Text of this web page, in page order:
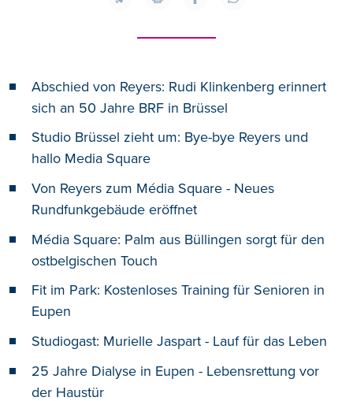
Abschied von Reyers: Rudi Klinkenberg erinnert
sich an 50 Jahre BRF in Brüssel
Studio Brüssel zieht um: Bye-bye Reyers und
hallo Media Square
Von Reyers zum Média Square - Neues
Rundfunkgebäude eröffnet
Média Square: Palm aus Büllingen sorgt für den
ostbelgischen Touch
Fit im Park: Kostenloses Training für Senioren in
Eupen
Studiogast: Murielle Jaspart - Lauf für das Leben
25 Jahre Dialyse in Eupen - Lebensrettung vor
der Haustür